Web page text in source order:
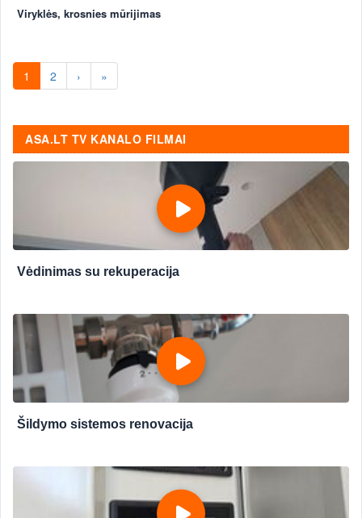
Viryklės, krosnies mūrijimas
1 2 › »
ASA.LT TV KANALO FILMAI
Vėdinimas su rekuperacija
Šildymo sistemos renovacija